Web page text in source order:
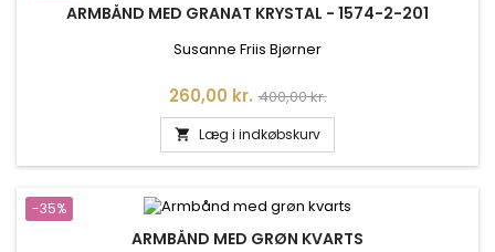
ARMBÅND MED GRANAT KRYSTAL - 1574-2-201
Susanne Friis Bjørner
Pris
260,00 kr. Normalpris
400,00 kr.
 Læg i indkøbskurv
-35%
ARMBÅND MED GRØN KVARTS